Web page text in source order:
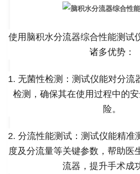
使用脑积水分流器综合性能测试
诸多优势：
1. 无菌性检测：测试仪能对分流
检测，确保其在使用过程中的
险。
2. 分流性能测试：测试仪能精准
度及分流量等关键参数，帮助医
流器，提升手术成